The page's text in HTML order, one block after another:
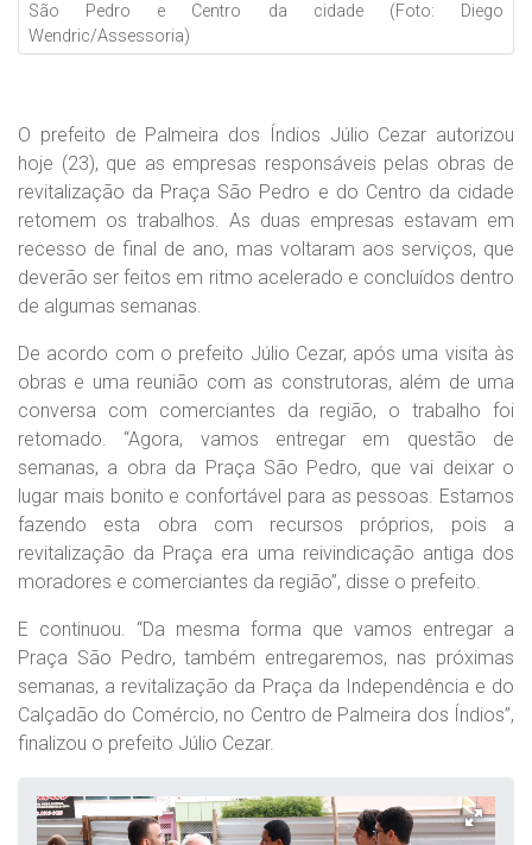
São Pedro e Centro da cidade (Foto: Diego
Wendric/Assessoria)
O prefeito de Palmeira dos Índios Júlio Cezar autorizou
hoje (23), que as empresas responsáveis pelas obras de
revitalização da Praça São Pedro e do Centro da cidade
retomem os trabalhos. As duas empresas estavam em
recesso de final de ano, mas voltaram aos serviços, que
deverão ser feitos em ritmo acelerado e concluídos dentro
de algumas semanas.
De acordo com o prefeito Júlio Cezar, após uma visita às
obras e uma reunião com as construtoras, além de uma
conversa com comerciantes da região, o trabalho foi
retomado. “Agora, vamos entregar em questão de
semanas, a obra da Praça São Pedro, que vai deixar o
lugar mais bonito e confortável para as pessoas. Estamos
fazendo esta obra com recursos próprios, pois a
revitalização da Praça era uma reivindicação antiga dos
moradores e comerciantes da região”, disse o prefeito.
E continuou. “Da mesma forma que vamos entregar a
Praça São Pedro, também entregaremos, nas próximas
semanas, a revitalização da Praça da Independência e do
Calçadão do Comércio, no Centro de Palmeira dos Índios”,
finalizou o prefeito Júlio Cezar.